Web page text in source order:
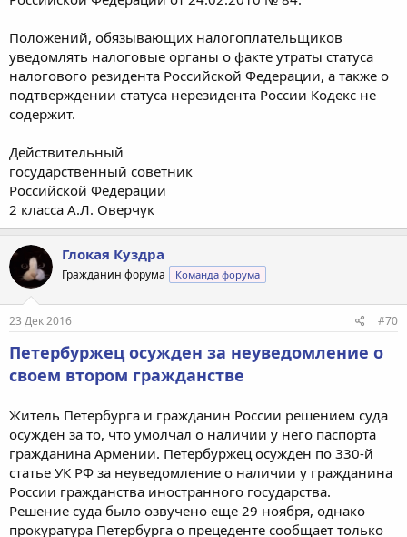
Положений, обязывающих налогоплательщиков
уведомлять налоговые органы о факте утраты статуса
налогового резидента Российской Федерации, а также о
подтверждении статуса нерезидента России Кодекс не
содержит.
Действительный
государственный советник
Российской Федерации
2 класса А.Л. Оверчук
Глокая Куздра
Гражданин форума Команда форума
23 Дек 2016 #70
Петербуржец осужден за неуведомление о
своем втором гражданстве
Житель Петербурга и гражданин России решением суда
осужден за то, что умолчал о наличии у него паспорта
гражданина Армении. Петербуржец осужден по 330-й
статье УК РФ за неуведомление о наличии у гражданина
России гражданства иностранного государства.
Решение суда было озвучено еще 29 ноября, однако
прокуратура Петербурга о прецеденте сообщает только